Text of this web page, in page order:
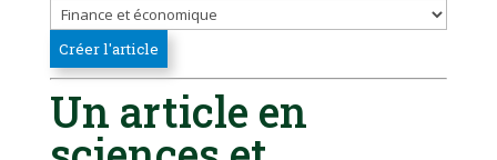
Un article en